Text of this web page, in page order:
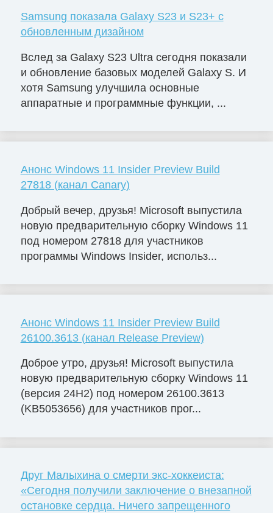
Samsung показала Galaxy S23 и S23+ с
обновленным дизайном
Вслед за Galaxy S23 Ultra сегодня показали
и обновление базовых моделей Galaxy S. И
хотя Samsung улучшила основные
аппаратные и программные функции, ...
Анонс Windows 11 Insider Preview Build
27818 (канал Canary)
Добрый вечер, друзья! Microsoft выпустила
новую предварительную сборку Windows 11
под номером 27818 для участников
программы Windows Insider, использ...
Анонс Windows 11 Insider Preview Build
26100.3613 (канал Release Preview)
Доброе утро, друзья! Microsoft выпустила
новую предварительную сборку Windows 11
(версия 24H2) под номером 26100.3613
(KB5053656) для участников прог...
Друг Малыхина о смерти экс-хоккеиста:
«Сегодня получили заключение о внезапной
остановке сердца. Ничего запрещенного